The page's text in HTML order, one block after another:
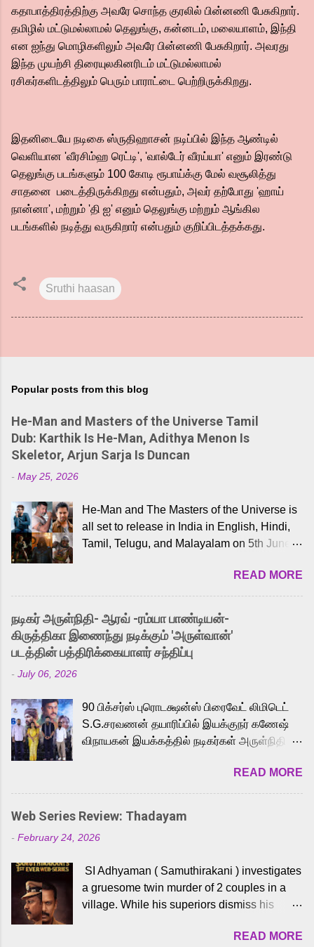
கதாபாத்திரத்திற்கு அவரே சொந்த குரலில் பின்னணி பேசுகிறார்.
தமிழில் மட்டுமல்லாமல் தெலுங்கு, கன்னடம், மலையாளம், இந்தி
என ஐந்து மொழிகளிலும் அவரே பின்னணி பேசுகிறார். அவரது
இந்த முயற்சி திரையுலகினரிடம் மட்டுமல்லாமல்
ரசிகர்களிடத்திலும் பெரும் பாராட்டை பெற்றிருக்கிறது.
இதனிடையே நடிகை ஸ்ருதிஹாசன் நடிப்பில் இந்த ஆண்டில்
வெளியான 'வீரசிம்ஹ ரெட்டி', 'வால்டேர் வீரய்யா' எனும் இரண்டு
தெலுங்கு படங்களும் 100 கோடி ரூபாய்க்கு மேல் வசூலித்து
சாதனை படைத்திருக்கிறது என்பதும், அவர் தற்போது 'ஹாய்
நான்னா', மற்றும் 'தி ஐ' எனும் தெலுங்கு மற்றும் ஆங்கில
படங்களில் நடித்து வருகிறார் என்பதும் குறிப்பிடத்தக்கது.
Sruthi haasan
Popular posts from this blog
He-Man and Masters of the Universe Tamil
Dub: Karthik Is He-Man, Adithya Menon Is
Skeletor, Arjun Sarja Is Duncan
- May 25, 2026
He-Man and The Masters of the Universe is
all set to release in India in English, Hindi,
Tamil, Telugu, and Malayalam on 5th June,
received a lot of love from cult He-Man fans
and offered audiences an exciting glimpse
into the world of Eternia, the recently
released Tamil trailer has also generated
strong excitement among Tamil audiences.
Adding to the growing buzz is the film’s
to the iconic superhero He-Man. Known for
memorable songs like “Behene De” from
Raavan, “Oru Maalai” from Ghajini, and
loved for his versatile voice and strong
command over multiple languages, making
him a strong fit for the legendary character.
cinema, voices the menacing Skeletor
across the Tamil, Malayalam, and Telugu
versions. Joining them is Action King Arjun...
READ MORE
நடிகர் அருள்நிதி- ஆரவ் -ரம்யா பாண்டியன்-
கிருத்திகா இணைந்து நடிக்கும் 'அருள்வான்'
படத்தின் பத்திரிக்கையாளர் சந்திப்பு
- July 06, 2026
90 பிக்சர்ஸ் புரொடக்ஷன்ஸ் பிரைவேட் லிமிடெட்
S.G.சரவணன் தயாரிப்பில் இயக்குநர் கணேஷ்
விநாயகன் இயக்கத்தில் நடிகர்கள் அருள்நிதி -
முக்கிய வேடத்தில் இணைந்து நடித்திருக்கும்
'அருள்வான்' திரைப்படத்தினை
பத்திரிக்கையாளர் சந்திப்பு சென்னையில்
நடைபெற்றது. இயக்குநர் கணேஷ் விநாயகன்
இயக்கத்தில் உருவாகியுள்ள 'அருள்வான்'
வெங்கட், ரம்யா பாண்டியன், வி டி வி கணேஷ் ,
ஜான் விஜய், பேபி கிருத்திகா, 'பருத்திவீரன்'
சரவணன், ஹரிஷ் உத்தமன் உள்ளிட்ட பலர்
செய்திருக்கும் இந்த திரைப்படத்திற்கு ஜீ. வி.
READ MORE
Web Series Review: Thadayam
- February 24, 2026
SI Adhyaman ( Samuthirakani ) investigates
a gruesome twin murder of 2 couples in a
village. While his superiors dismiss his
Sshivada ) believes in him and makes him
READ MORE